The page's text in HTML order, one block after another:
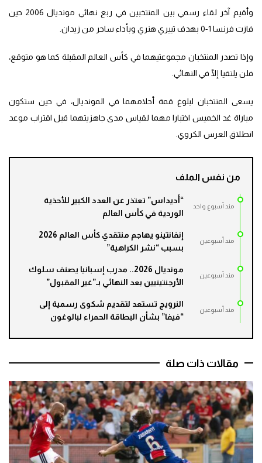
وأقيم آخر لقاء رسمي بين المنتخبين في ربع نهائي مونديال 2006 حين
فازت فرنسا 1-0 بهدف تييري هنري وبأداء ساحر من زيدان.
وإذا تصدر المنتخبان مجموعتيهما في كأس العالم المقبلة كما هو متوقع،
فلن يلتقيا إلّا في النهائي.
يسعى المنتخبان لبلوغ قمة أحلامهما في المونديال، في حين ستكون
مباراة غد الخميس اختبارا مهما لقياس مدى جاهزيتهما قبل اقتراب موعد
انطلاق العرس الكروي.
من نفس الملف
مند أسبوع واحد
“أديداس” تعتذر عن العدد الكبير للأحذية
الوردية في كأس العالم
مند أسبوعين
إنفانتينو يهاجم منتقدي كأس العالم 2026
بسبب “نشر الكراهية”
مند أسبوعين
مونديال 2026.. مدرب إسبانيا يصنف سلوك
الأرجنتينيين بعد النهائي بـ”غير المقبول”
مند أسبوعين
النرويج تستعد لتقديم شكوى رسمية إلى
“فيفا” بشأن البطاقة الحمراء لبالوغون
مقالات ذات صلة